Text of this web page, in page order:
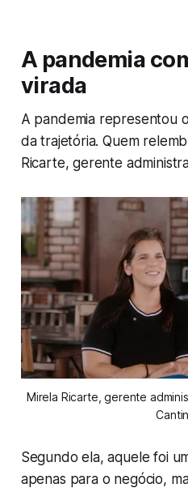
A pandemia
virada
A pandemia representou
da trajetória. Quem
Ricarte, gerente
Mirela Ricarte, gerente
Segundo ela, aquele foi
apenas para o negócio,